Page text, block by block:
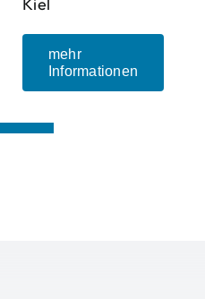
mehr
Informationen